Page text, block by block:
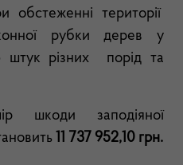
обстеженні території
рубки дерев у
штук різних порід та
шкоди заподіяної
11 737 952,10 грн.